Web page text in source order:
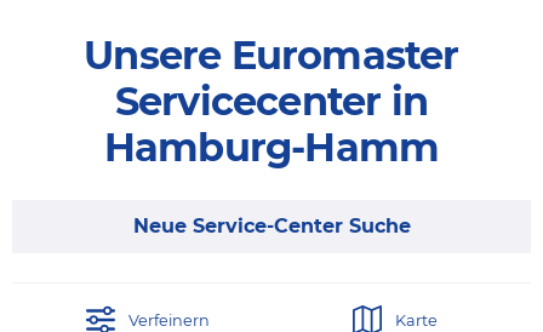
Unsere Euromaster
Servicecenter in
Hamburg-Hamm
Neue Service-Center Suche
Karte
Verfeinern